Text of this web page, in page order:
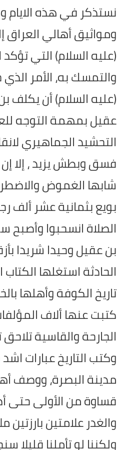
نستذكر في هذه
ومواثيق أهالي العراق
(عليه السلام) التي
والتمسك به، الأمر الذي
(عليه السلام) أن
عقيل بمهمة التوجه
التحشيد الجماهيري
فسق وبطش يزيد ، إلا
شابها الغموض
بويع بثمانية عشر ألف
الصلاة انسحبوا
بن عقيل وحيدا شريدا
الحادثة استغلها
تاريخ الكوفة وأهلها
كتبت عنها ألاف
الجارحة والقاسية
وكتب التاريخ عبارات
مدينة البصرة، ووصف
قساوة من الأولى حتى
والغدر علامتين بارزتين
ولكننا لو تأملنا قليلا